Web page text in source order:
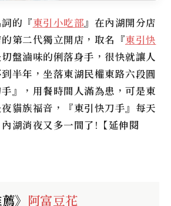
的『東引小吃部』在內湖開分店
第二代獨立開店，取名『東引快
盤滷味的俐落身手，很快就讓人
半年，坐落東湖民權東路六段圓
』，用餐時間人滿為患，可是東
貓族福音，『東引快刀手』每天
湖消夜又多一間了!【延伸閱
》 阿富豆花